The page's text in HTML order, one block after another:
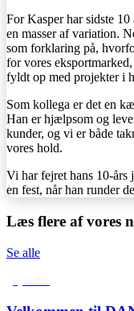
For Kasper har sidste
en masser af variation.
som forklaring på,
for vores
fyldt op med projekter i
Som kollega er det en
Han er hjælpsom og
kunder, og vi er både
vores hold.
Vi har fejret hans 10-
en fest, når han runder
Læs flere af vores
Se alle